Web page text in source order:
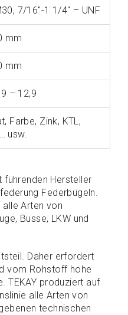
7/16″-1 1/4″ – UNF
mm
mm
– 12,9
Farbe, Zink, KTL,
usw.
führenden Hersteller
Federbügeln.
Arten von
Busse, LKW und
Daher erfordert
vom Rohstoff hohe
TEKAY produziert auf
alle Arten von
technischen